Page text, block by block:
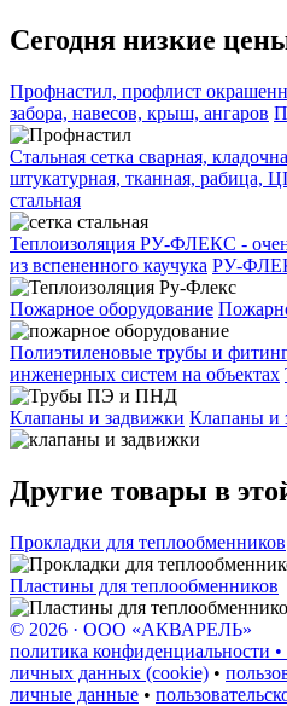
Сегодня низкие
Профнастил, профлист
забора, навесов, крыш, ангаров
Стальная сетка сварная,
штукатурная, тканная, рабица,
стальная
Теплоизоляция РУ-ФЛЕКС -
из вспененного каучука РУ-
Пожарное оборудование
Полиэтиленовые трубы и
инженерных систем на объектах
Клапаны и задвижки Клапаны и
Другие товары в
Прокладки для теплообменников
Пластины для теплообменников
© 2026 · ООО «АКВАРЕЛЬ»
политика конфиденциальности •
личных данных (cookie) •
личные данные •